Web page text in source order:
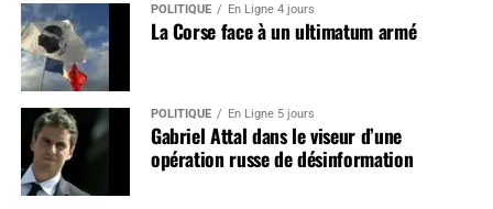
POLITIQUE En Ligne 4 jours
La Corse face à un ultimatum armé
POLITIQUE En Ligne 5 jours
Gabriel Attal dans le viseur d’une
opération russe de désinformation